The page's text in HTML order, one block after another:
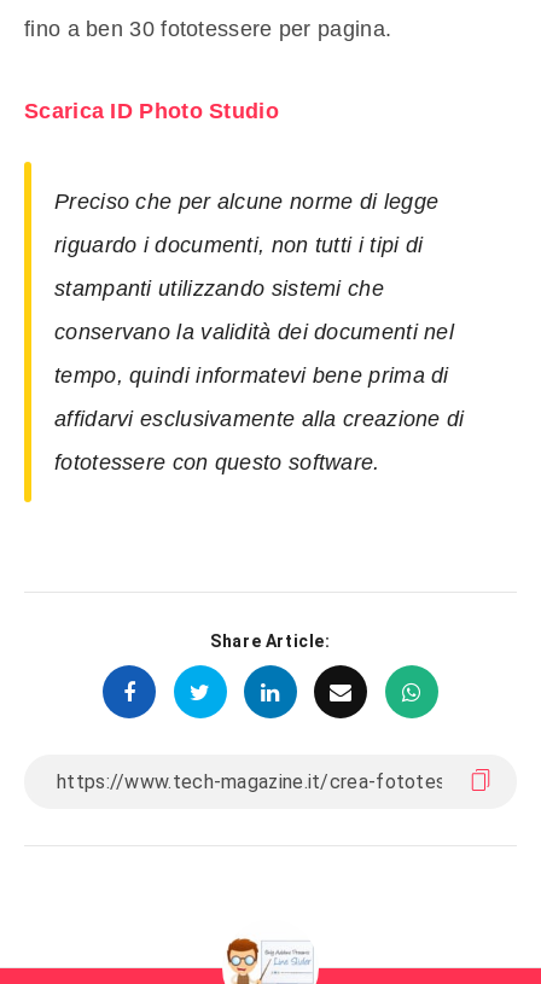
fino a ben 30 fototessere per pagina.
Scarica ID Photo Studio
Preciso che per alcune norme di legge
riguardo i documenti, non tutti i tipi di
stampanti utilizzando sistemi che
conservano la validità dei documenti nel
tempo, quindi informatevi bene prima di
affidarvi esclusivamente alla creazione di
fototessere con questo software.
Share Article: